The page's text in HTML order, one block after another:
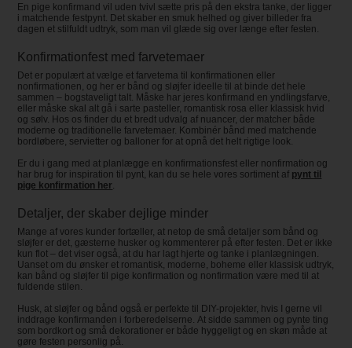
En pige konfirmand vil uden tvivl sætte pris på den ekstra tanke, der ligger
i matchende festpynt. Det skaber en smuk helhed og giver billeder fra
dagen et stilfuldt udtryk, som man vil glæde sig over længe efter festen.
Konfirmationfest med farvetemaer
Det er populært at vælge et farvetema til konfirmationen eller
nonfirmationen, og her er bånd og sløjfer ideelle til at binde det hele
sammen – bogstaveligt talt. Måske har jeres konfirmand en yndlingsfarve,
eller måske skal alt gå i sarte pasteller, romantisk rosa eller klassisk hvid
og sølv. Hos os finder du et bredt udvalg af nuancer, der matcher både
moderne og traditionelle farvetemaer. Kombinér bånd med matchende
bordløbere, servietter og balloner for at opnå det helt rigtige look.
Er du i gang med at planlægge en konfirmationsfest eller nonfirmation og
har brug for inspiration til pynt, kan du se hele vores sortiment af pynt til
pige konfirmation her.
Detaljer, der skaber dejlige minder
Mange af vores kunder fortæller, at netop de små detaljer som bånd og
sløjfer er det, gæsterne husker og kommenterer på efter festen. Det er ikke
kun flot – det viser også, at du har lagt hjerte og tanke i planlægningen.
Uanset om du ønsker et romantisk, moderne, boheme eller klassisk udtryk,
kan bånd og sløjfer til pige konfirmation og nonfirmation være med til at
fuldende stilen.
Husk, at sløjfer og bånd også er perfekte til DIY-projekter, hvis I gerne vil
inddrage konfirmanden i forberedelserne. At sidde sammen og pynte ting
som bordkort og små dekorationer er både hyggeligt og en skøn måde at
gøre festen personlig på.